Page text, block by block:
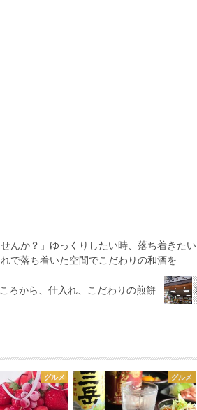
んか？」ゆっくりしたい時、落ち着きたい
で落ち着いた空間でこだわりの和酒を
ろから、仕入れ、こだわりの煎餅
グルメ グルメ